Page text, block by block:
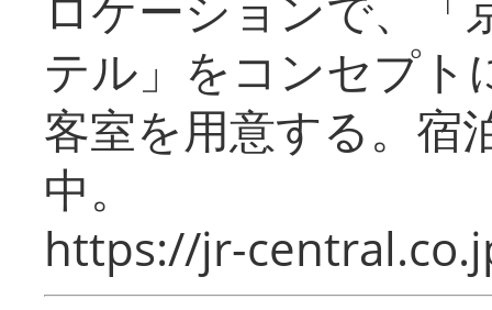
テル」をコンセプト
客室を用意する。宿
中。
https://jr-